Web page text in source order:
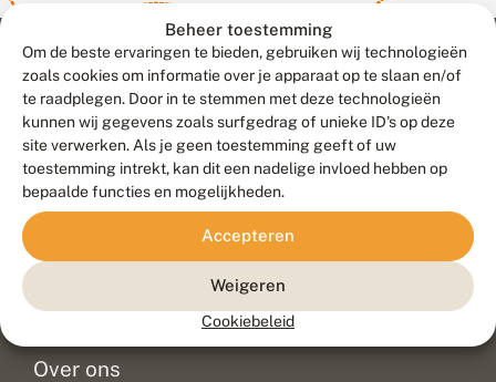
Beheer toestemming
Om de beste ervaringen te bieden, gebruiken wij technologieën
zoals cookies om informatie over je apparaat op te slaan en/of
te raadplegen. Door in te stemmen met deze technologieën
kunnen wij gegevens zoals surfgedrag of unieke ID's op deze
site verwerken. Als je geen toestemming geeft of uw
toestemming intrekt, kan dit een nadelige invloed hebben op
bepaalde functies en mogelijkheden.
Accepteren
Weigeren
Cookiebeleid
Contact
Veelgestelde vragen
Doneer
Over ons
Meld waarnemingen© 2026 Vlinderstichting
Duurzaam ontwikkeld door
Go2People
, ontworpen door
Blue Field Agency
Privacy
Disclaimer
Sitemap